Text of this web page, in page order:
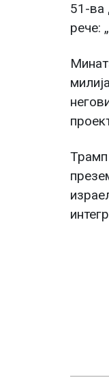
51-ва
рече:
Трамп